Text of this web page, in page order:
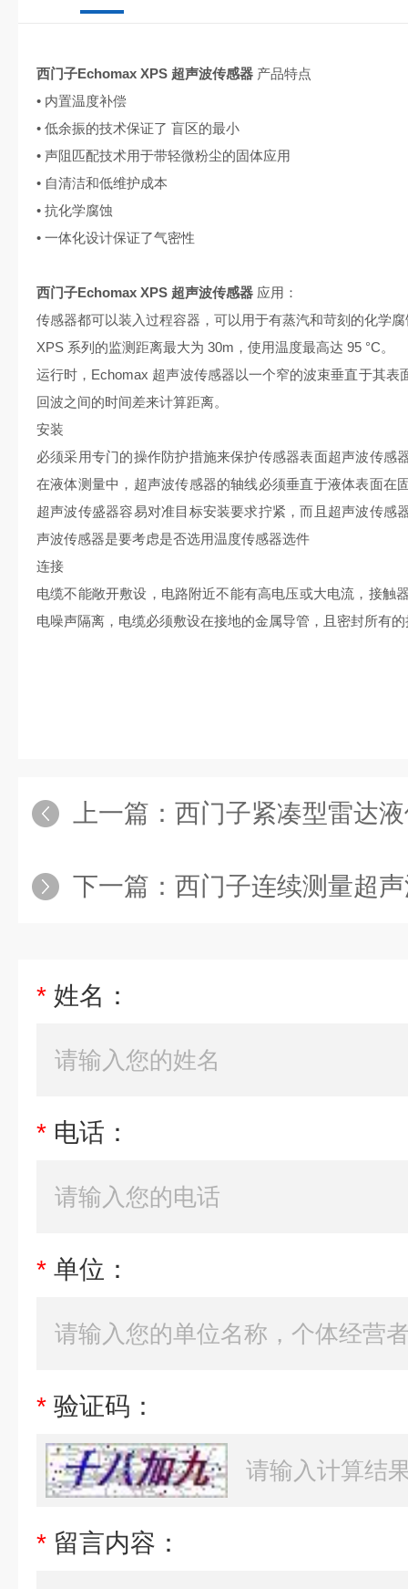
西门子Echomax XPS 超声波传感器 产品特点
• 内置温度补偿
• 低余振的技术保证了 盲区的最小
• 声阻匹配技术用于带轻微粉尘的固体应用
• 自清洁和低维护成本
• 抗化学腐蚀
• 一体化设计保证了气密性
西门子Echomax XPS 超声波传感器 应用：
传感器都可以装入过程容器，可以用于有蒸汽和苛刻的化学
XPS 系列的监测距离最大为 30m，使用温度最高达 95 °C。
运行时，Echomax 超声波传感器以一个窄的波束垂直于其表
回波之间的时间差来计算距离。
安装
必须采用专门的操作防护措施来保护传感器表面超声波传感
在液体测量中，超声波传感器的轴线必须垂直于液体表面在
超声波传盛器容易对准目标安装要求拧紧，而且超声波传感
声波传感器是要考虑是否选用温度传感器选件
连接
电缆不能敞开敷设，电路附近不能有高电压或大电流，接触
电噪声隔离，电缆必须敷设在接地的金属导管，且密封所有
上一篇： 西门子紧凑型雷达
下一篇： 西门子连续测量超声
* 姓名：
* 电话：
* 单位：
* 验证码：
* 留言内容：